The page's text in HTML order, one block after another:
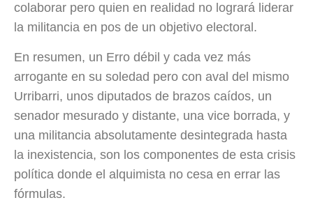
colaborar pero quien en realidad no logrará liderar
la militancia en pos de un objetivo electoral.
En resumen, un Erro débil y cada vez más
arrogante en su soledad pero con aval del mismo
Urribarri, unos diputados de brazos caídos, un
senador mesurado y distante, una vice borrada, y
una militancia absolutamente desintegrada hasta
la inexistencia, son los componentes de esta crisis
política donde el alquimista no cesa en errar las
fórmulas.